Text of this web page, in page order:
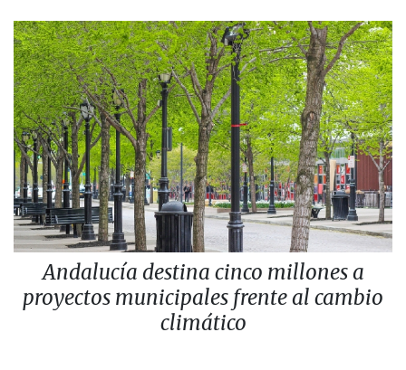
Andalucía destina cinco millones a
proyectos municipales frente al cambio
climático